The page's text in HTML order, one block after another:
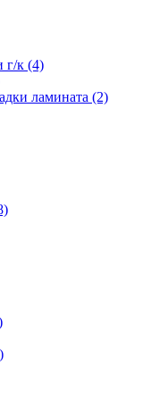
г/к (4)
ламината (2)